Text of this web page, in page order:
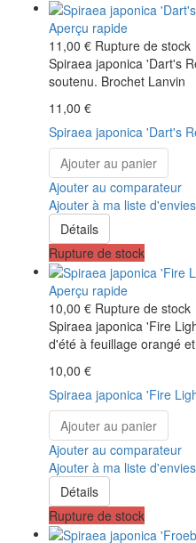
Aperçu rapide
11,00 € Rupture de stock
Spiraea japonica 'Dart's
soutenu. Brochet Lanvin
11,00 €
Spiraea japonica 'Dart's
Ajouter au panier
Ajouter au comparateur
Ajouter à ma liste d'envies
Détails
Rupture de stock
Aperçu rapide
10,00 € Rupture de stock
Spiraea japonica 'Fire
d'été à feuillage orangé
10,00 €
Spiraea japonica 'Fire
Ajouter au panier
Ajouter au comparateur
Ajouter à ma liste d'envies
Détails
Rupture de stock